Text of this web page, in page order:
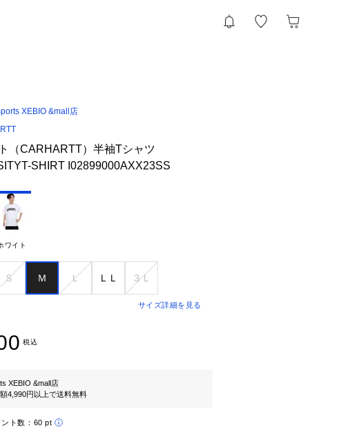
XEBIO &mall店
（CARHARTT）半袖Tシャツ
SHIRT I02899000AXX23SS
ワイト
Ｓ Ｍ Ｌ ＬＬ ３Ｌ
サイズ詳細を見る
税込
XEBIO &mall店
4,990円以上で送料無料
ト数： 60 pt